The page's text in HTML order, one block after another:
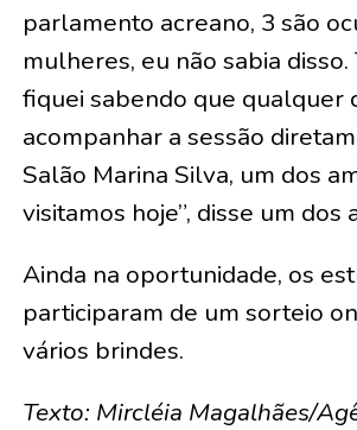
parlamento acreano, 3 são
mulheres, eu não sabia disso.
fiquei sabendo que qualquer
acompanhar a sessão
Salão Marina Silva, um dos
visitamos hoje”, disse um dos
Ainda na oportunidade, os
participaram de um sorteio
vários brindes.
Texto: Mircléia Magalhães/